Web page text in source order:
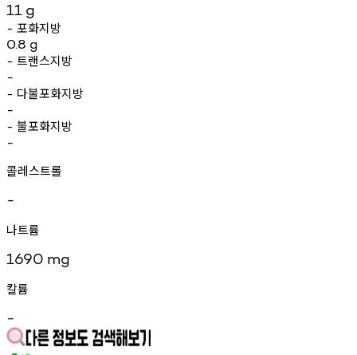
11 g
- 포화지방
0.8 g
- 트랜스지방
-
- 다불포화지방
-
- 불포화지방
-
콜레스트롤
-
나트륨
1690 mg
칼륨
-